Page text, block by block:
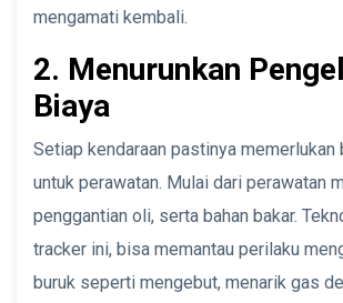
mengamati kembali.
2. Menurunkan
Biaya
Setiap kendaraan pastinya
untuk perawatan. Mulai dari perawatan
penggantian oli, serta bahan bakar.
tracker ini, bisa memantau perilaku
buruk seperti mengebut, menarik gas